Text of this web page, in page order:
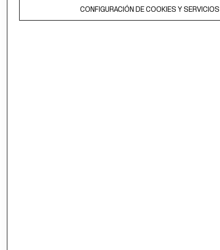
CONFIGURACIÓN DE COOKIES Y SERVICIOS